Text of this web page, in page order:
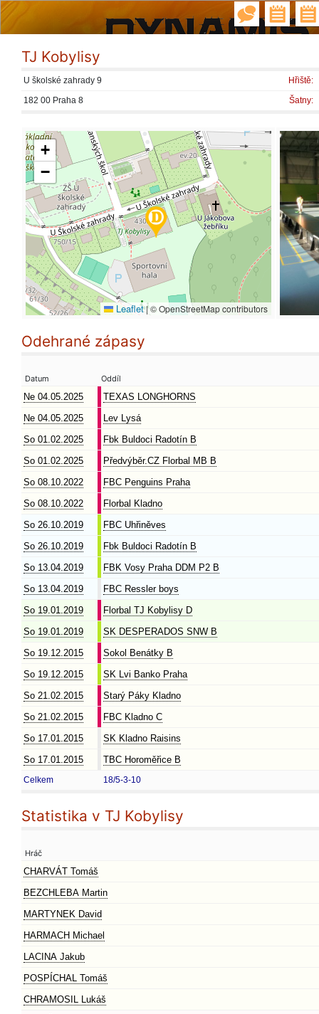
TJ Kobylisy
U školské zahrady 9
Hřiště:
182 00 Praha 8
Šatny:
+
−
Leaflet|© OpenStreetMap contributors
Odehrané zápasy
Datum Oddíl
Ne 04.05.2025
TEXAS LONGHORNS
Ne 04.05.2025
Lev Lysá
So 01.02.2025
Fbk Buldoci Radotín B
So 01.02.2025
Předvýběr.CZ Florbal MB B
So 08.10.2022
FBC Penguins Praha
So 08.10.2022
Florbal Kladno
So 26.10.2019
FBC Uhřiněves
So 26.10.2019
Fbk Buldoci Radotín B
So 13.04.2019
FBK Vosy Praha DDM P2 B
So 13.04.2019
FBC Ressler boys
So 19.01.2019
Florbal TJ Kobylisy D
So 19.01.2019
SK DESPERADOS SNW B
So 19.12.2015
Sokol Benátky B
So 19.12.2015
SK Lvi Banko Praha
So 21.02.2015
Starý Páky Kladno
So 21.02.2015
FBC Kladno C
So 17.01.2015
SK Kladno Raisins
So 17.01.2015
TBC Horoměřice B
Celkem 18/5-3-10
Statistika v TJ Kobylisy
Hráč
CHARVÁT Tomáš
BEZCHLEBA Martin
MARTYNEK David
HARMACH Michael
LACINA Jakub
POSPÍCHAL Tomáš
CHRAMOSIL Lukáš